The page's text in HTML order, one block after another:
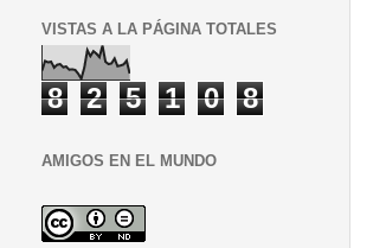
VISTAS A LA PÁGINA TOTALES
8 2 5 1 0 8
AMIGOS EN EL MUNDO